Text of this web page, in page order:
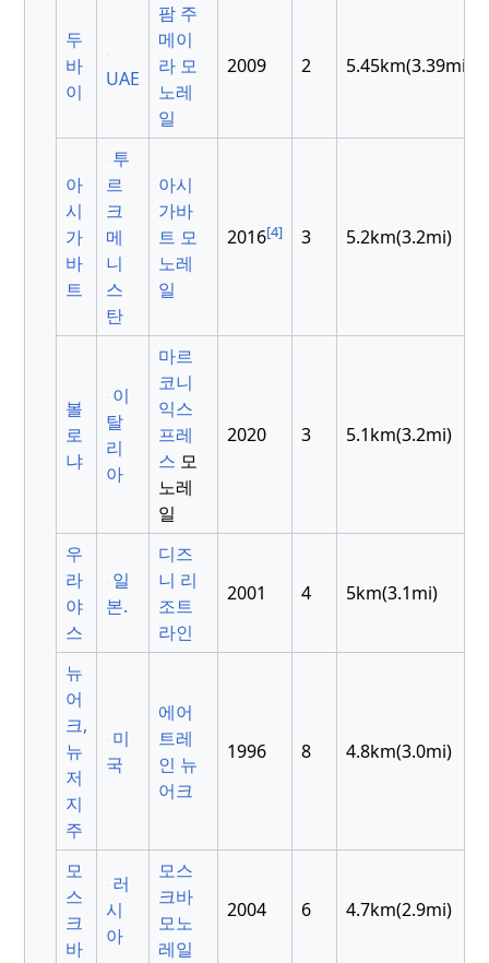
두
바
이
UAE
팜 주
메이
라 모
노레
일
2009 2 5.45km(3.39mi)
아
시
가
바
트
투
르
크
메
니
스
탄
아시
가바
트 모
노레
일
2016[4] 3 5.2km(3.2mi)
볼
로
냐
이
탈
리
아
마르
코니
익스
프레
스 모
노레
일
2020 3 5.1km(3.2mi)
우
라
야
스
일
본.
디즈
니 리
조트
라인
2001 4 5km(3.1mi)
뉴
어
크,
뉴
저
지
주
미
국
에어
트레
인 뉴
어크
1996 8 4.8km(3.0mi)
모
스
크
바
러
시
아
모스
크바
모노
레일
2004 6 4.7km(2.9mi)